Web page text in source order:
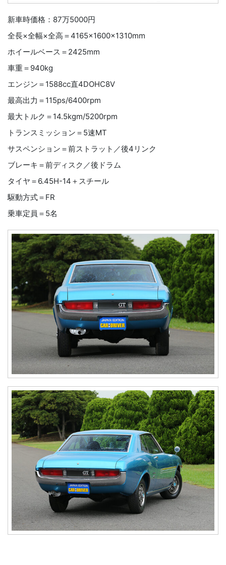
新車時価格：87万5000円
全長×全幅×全高＝4165×1600×1310mm
ホイールベース＝2425mm
車重＝940kg
エンジン＝1588cc直4DOHC8V
最高出力＝115ps/6400rpm
最大トルク＝14.5kgm/5200rpm
トランスミッション＝5速MT
サスペンション＝前ストラット／後4リンク
ブレーキ＝前ディスク／後ドラム
タイヤ＝6.45H-14＋スチール
駆動方式＝FR
乗車定員＝5名